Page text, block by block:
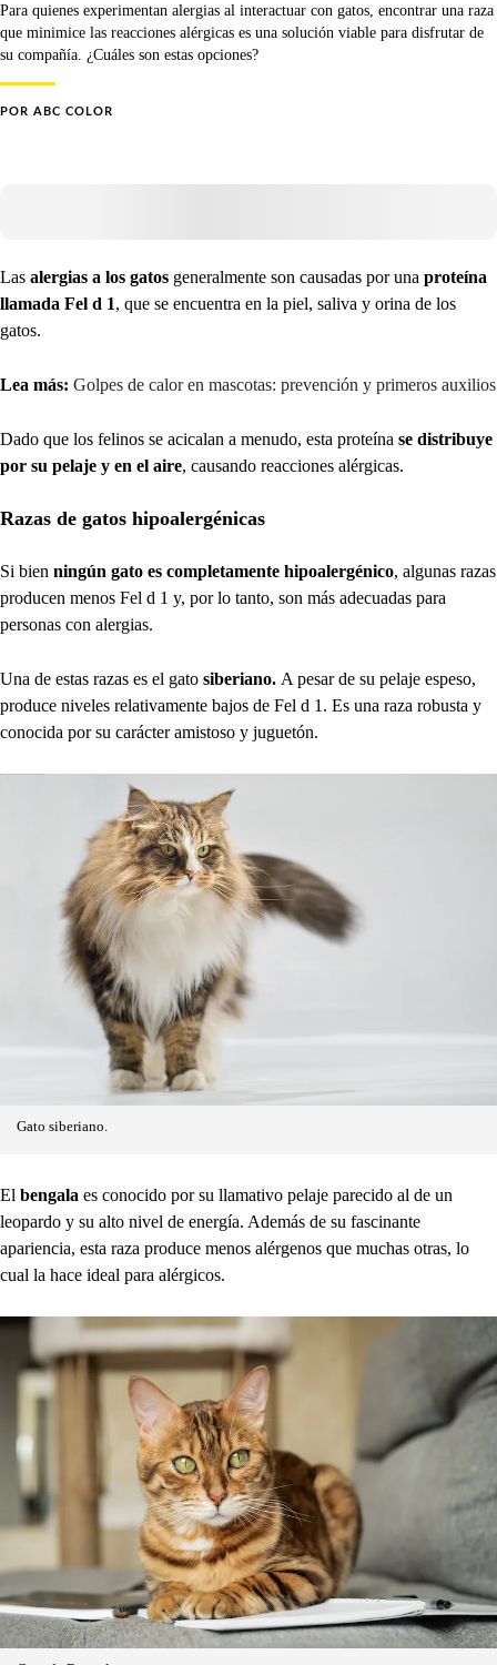
Para quienes experimentan alergias al interactuar con gatos, encontrar una raza
que minimice las reacciones alérgicas es una solución viable para disfrutar de
su compañía. ¿Cuáles son estas opciones?
POR ABC COLOR
Las alergias a los gatos generalmente son causadas por una proteína
llamada Fel d 1, que se encuentra en la piel, saliva y orina de los
gatos.
Lea más: Golpes de calor en mascotas: prevención y primeros auxilios
Dado que los felinos se acicalan a menudo, esta proteína se distribuye
por su pelaje y en el aire, causando reacciones alérgicas.
Razas de gatos hipoalergénicas
Si bien ningún gato es completamente hipoalergénico, algunas razas
producen menos Fel d 1 y, por lo tanto, son más adecuadas para
personas con alergias.
Una de estas razas es el gato siberiano. A pesar de su pelaje espeso,
produce niveles relativamente bajos de Fel d 1. Es una raza robusta y
conocida por su carácter amistoso y juguetón.
Gato siberiano.
El bengala es conocido por su llamativo pelaje parecido al de un
leopardo y su alto nivel de energía. Además de su fascinante
apariencia, esta raza produce menos alérgenos que muchas otras, lo
cual la hace ideal para alérgicos.